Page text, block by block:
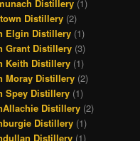
Distillery (1)
Distillery (2)
Elgin Distillery (1)
Grant Distillery (3)
Keith Distillery (1)
Moray Distillery (2)
Spey Distillery (1)
Distillery (2)
Distillery (1)
Distillery (1)